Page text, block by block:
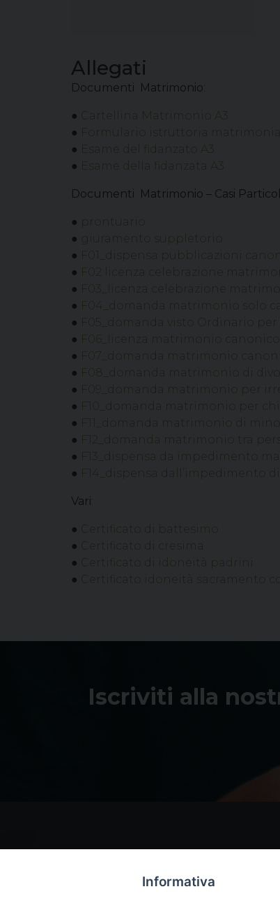
Allegati
Documenti Matrimonio
●
Cartellina Matrimonio A3
● Formulario istruttoria
● Esame del fidanzato A3
● Esame della fidanzata A3
Documenti Matrimonio – Casi
● prontuario
●
giuramento suppletorio
● F01_dispensa pubblicazioni
● F02 licenza celebrazione
● F03_licenza celebrazione
● F04_domanda matrimonio solo
● F05_domanda visto Ordinario
● F06_licenza matrimonio
● F07_domanda matrimonio
● F08_domanda matrimonio di
● F09_domanda matrimonio per
● F10_domanda matrimonio per
● F11_domanda matrimonio di
● F12_domanda matrimonio tra
● F13_dispensa da impedimento
● F14_dispensa dall’impedimento
Vari
●
Certificato di battesimo
●
Certificato di cresima
●
Certificato di idoneità padrini
●
Certificato idoneità sacramento
Iscriviti alla
Informativa